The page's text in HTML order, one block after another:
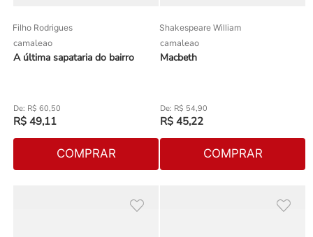
Filho Rodrigues
camaleao
A última sapataria do bairro
R$ 60,50
R$ 49,11
COMPRAR
Shakespeare William
camaleao
Macbeth
R$ 54,90
R$ 45,22
COMPRAR